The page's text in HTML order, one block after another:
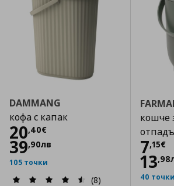
DAMMANG
кофа с капак
20,40€
Цена
39,90лв
105 точки
(8)
кошче
7,15€
13,98
40 точки